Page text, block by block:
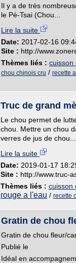
Il y a de très
le Pé-Tsai (Chou...
Lire la suite
Date: 2017-02-16
Site : http://
Thèmes liés : cuisson
chou chinois cru / recette
Truc de grand
Le chou permet de
chou. Mettre un chou
verres de jus de chou...
Lire la suite
Date: 2019-01-17
Site : http://www.truc-
Thèmes liés : cuisson
rouge a l'eau / recette
Gratin de chou
Gratin de chou fleur/
Publié le
Idéal en